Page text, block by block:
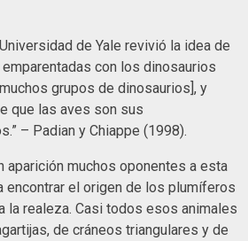
de Yale revivió la idea de
con los dinosaurios
grupos de dinosaurios], y
que las aves son sus
– Padian y Chiappe (1998).
aparición muchos oponentes a esta
encontrar el origen de los plumíferos
la realeza. Casi todos esos animales
de cráneos triangulares y de